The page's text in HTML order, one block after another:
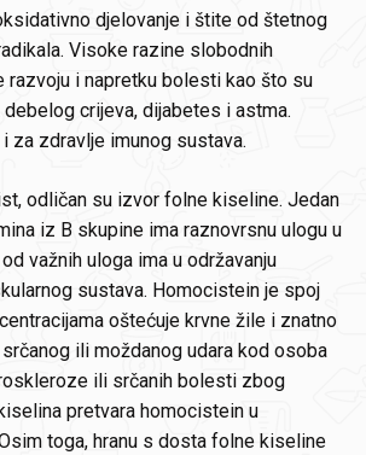
djelovanje i štite od štetnog
Visoke razine slobodnih
razvoju i napretku bolesti kao što su
crijeva, dijabetes i astma.
za zdravlje imunog sustava.
odličan su izvor folne kiseline. Jedan
iz B skupine ima raznovrsnu ulogu u
važnih uloga ima u održavanju
sustava. Homocistein je spoj
oštećuje krvne žile i znatno
ili moždanog udara kod osoba
ili srčanih bolesti zbog
pretvara homocistein u
toga, hranu s dosta folne kiseline